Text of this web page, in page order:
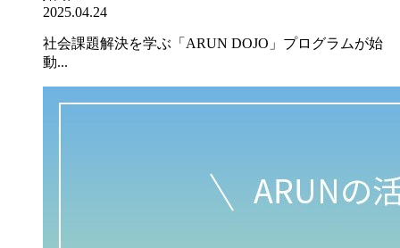
2025.04.24
社会課題解決を学ぶ「ARUN DOJO」プログラムが始
動...